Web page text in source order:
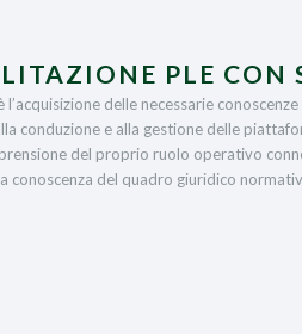
PLE CON
l’acquisizione delle necessarie
conduzione e alla gestione delle
del proprio ruolo operativo
conoscenza del quadro giuridico